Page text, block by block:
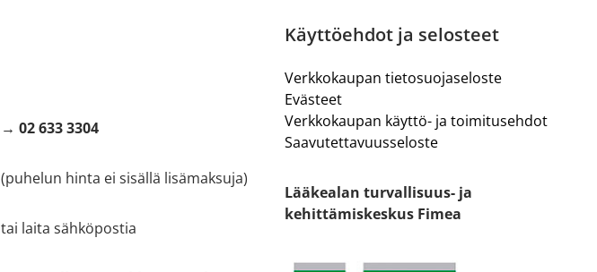
→ 02 633 3304
(puhelun hinta ei sisällä lisämaksuja)
tai laita sähköpostia
Käyttöehdot ja selosteet
Verkkokaupan tietosuojaseloste
Evästeet
Verkkokaupan käyttö- ja toimitusehdot
Saavutettavuusseloste
Lääkealan turvallisuus- ja
kehittämiskeskus Fimea